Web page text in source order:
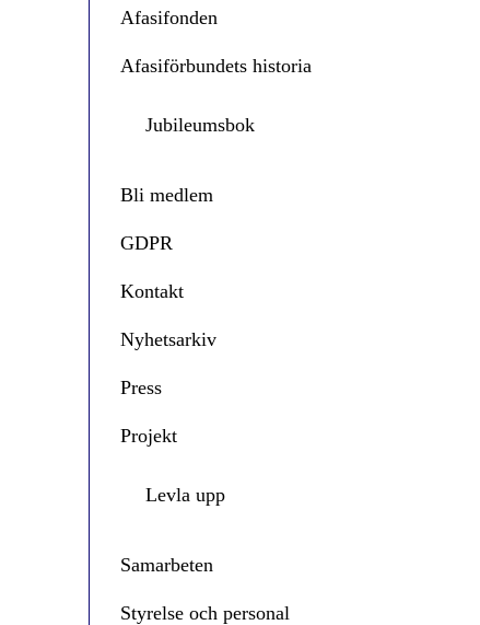
Afasifonden
Afasiförbundets historia
Jubileumsbok
Bli medlem
GDPR
Kontakt
Nyhetsarkiv
Press
Projekt
Levla upp
Samarbeten
Styrelse och personal